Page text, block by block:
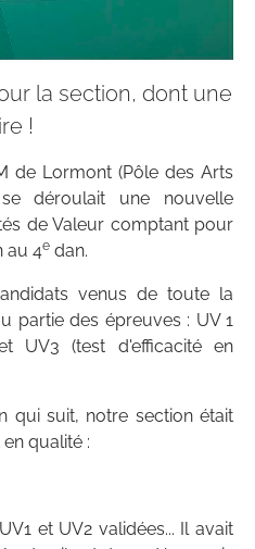
la section, dont une
!
de Lormont (Pôle des Arts
se déroulait une nouvelle
de Valeur comptant pour
au 4e dan.
venus de toute la
partie des épreuves : UV 1
UV3 (test d'efficacité en
qui suit, notre section était
qualité :
et UV2 validées... Il avait